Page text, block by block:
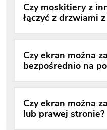
Czy moskitiery z
łączyć z drzwiami
Czy ekran można
bezpośrednio na
Czy ekran można
lub prawej stronie?